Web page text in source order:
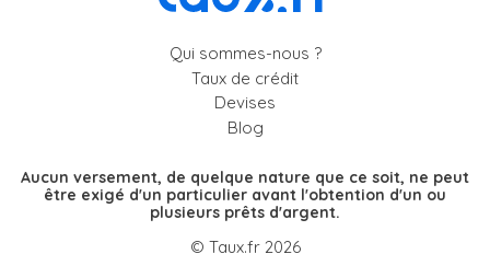
Qui sommes-nous ?
Taux de crédit
Devises
Blog
Aucun versement, de quelque nature que ce soit, ne peut
être exigé d'un particulier avant l'obtention d'un ou
plusieurs prêts d'argent.
© Taux.fr 2026